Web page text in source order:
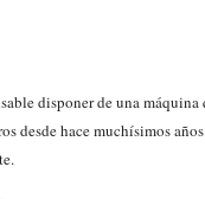
disponer de una
desde hace muchísimos